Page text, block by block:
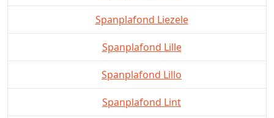
Spanplafond Liezele
Spanplafond Lille
Spanplafond Lillo
Spanplafond Lint